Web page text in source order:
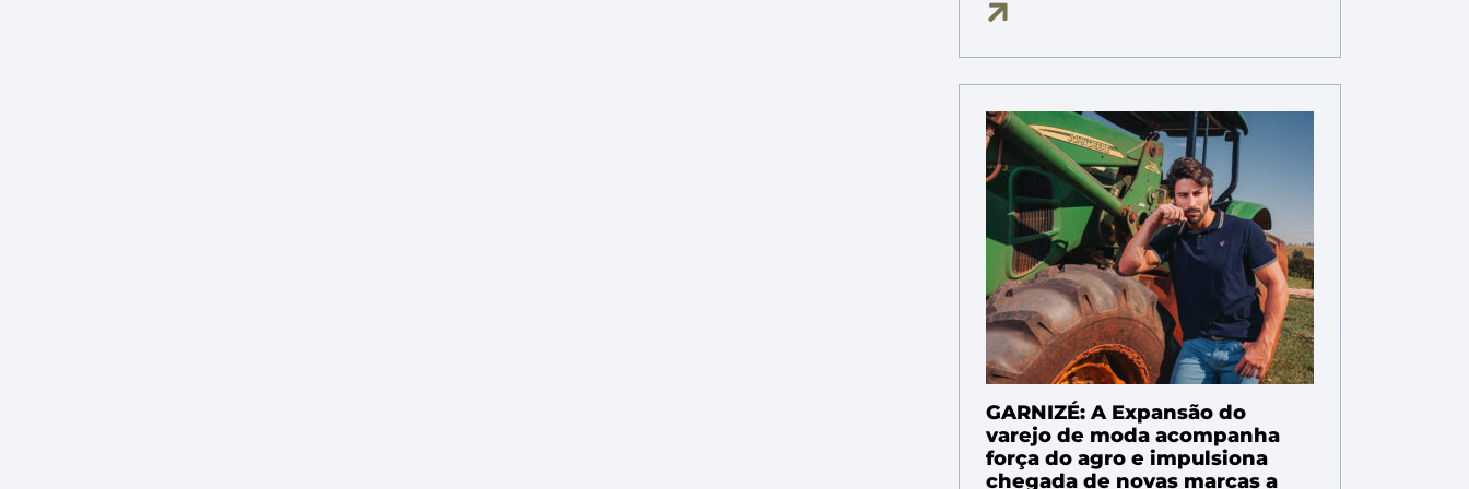
GARNIZÉ: A Expansão do
varejo de moda acompanha
força do agro e impulsiona
chegada de novas marcas a